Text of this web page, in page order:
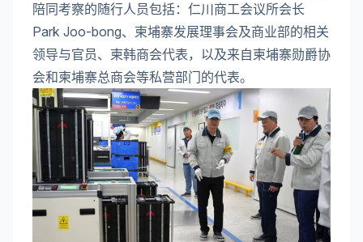
陪同考察的随行人员包括：仁川商工会议所会长
Park Joo-bong、柬埔寨发展理事会及商业部的相关
领导与官员、柬韩商会代表，以及来自柬埔寨勋爵协
会和柬埔寨总商会等私营部门的代表。